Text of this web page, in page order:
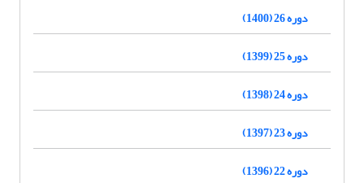
دوره 26 (1400)
دوره 25 (1399)
دوره 24 (1398)
دوره 23 (1397)
دوره 22 (1396)